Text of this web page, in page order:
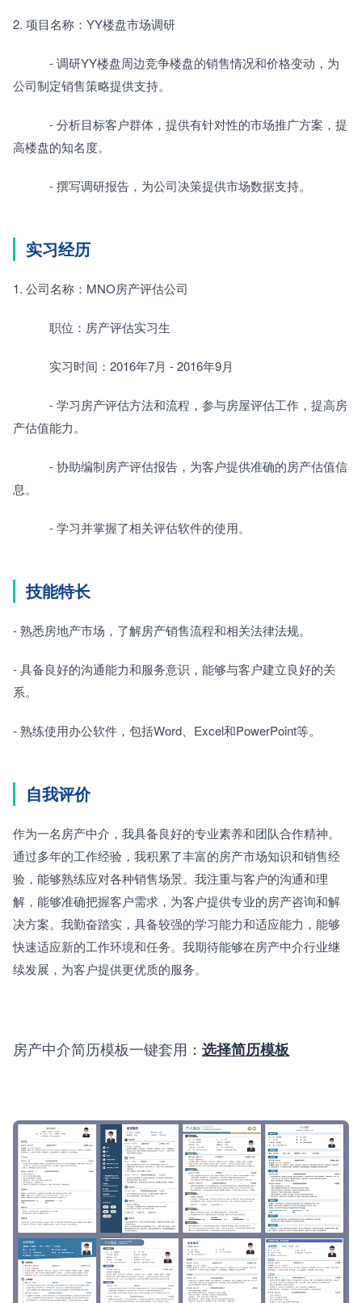
2. 项目名称：YY楼盘市场调研
- 调研YY楼盘周边竞争楼盘的销售情况和价格变动，为
公司制定销售策略提供支持。
- 分析目标客户群体，提供有针对性的市场推广方案，提
高楼盘的知名度。
- 撰写调研报告，为公司决策提供市场数据支持。
实习经历
1. 公司名称：MNO房产评估公司
职位：房产评估实习生
实习时间：2016年7月 - 2016年9月
- 学习房产评估方法和流程，参与房屋评估工作，提高房
产估值能力。
- 协助编制房产评估报告，为客户提供准确的房产估值信
息。
- 学习并掌握了相关评估软件的使用。
技能特长
- 熟悉房地产市场，了解房产销售流程和相关法律法规。
- 具备良好的沟通能力和服务意识，能够与客户建立良好的关
系。
- 熟练使用办公软件，包括Word、Excel和PowerPoint等。
自我评价
作为一名房产中介，我具备良好的专业素养和团队合作精神。
通过多年的工作经验，我积累了丰富的房产市场知识和销售经
验，能够熟练应对各种销售场景。我注重与客户的沟通和理
解，能够准确把握客户需求，为客户提供专业的房产咨询和解
决方案。我勤奋踏实，具备较强的学习能力和适应能力，能够
快速适应新的工作环境和任务。我期待能够在房产中介行业继
续发展，为客户提供更优质的服务。
房产中介简历模板一键套用： 选择简历模板